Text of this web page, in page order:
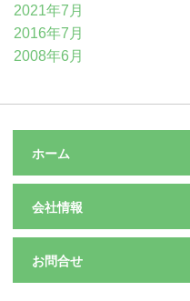
2021年7月
2016年7月
2008年6月
ホーム
会社情報
お問合せ